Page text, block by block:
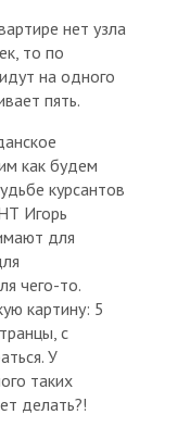
нет узла
то по
на одного
пять.
как будем
курсантов
Игорь
для
чего-то.
картину: 5
с
У
таких
делать?!